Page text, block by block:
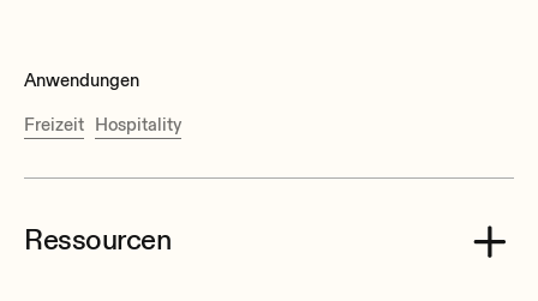
Anwendungen
Freizeit Hospitality
Ressourcen